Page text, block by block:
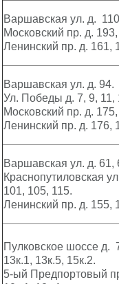
Варшавская ул. д.
Московский пр. д.
Ленинский пр. д. 161,
Варшавская ул. д. 94.
Ул. Победы д. 7, 9, 11,
Московский пр. д.
Ленинский пр. д. 176,
Варшавская ул. д. 61,
Краснопутиловская
101, 105, 115.
Ленинский пр. д. 155,
Пулковское шоссе д.
13к.1, 13к.5, 15к.2.
5-ый Предпортовый